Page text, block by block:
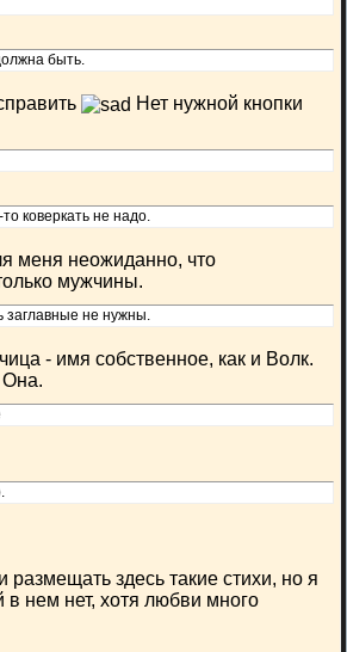
быть.
Нет нужной кнопки
коверкать не надо.
меня неожиданно, что
мужчины.
заглавные не нужны.
- имя собственное, как и Волк.
Она.
размещать здесь такие стихи, но я
в нем нет, хотя любви много